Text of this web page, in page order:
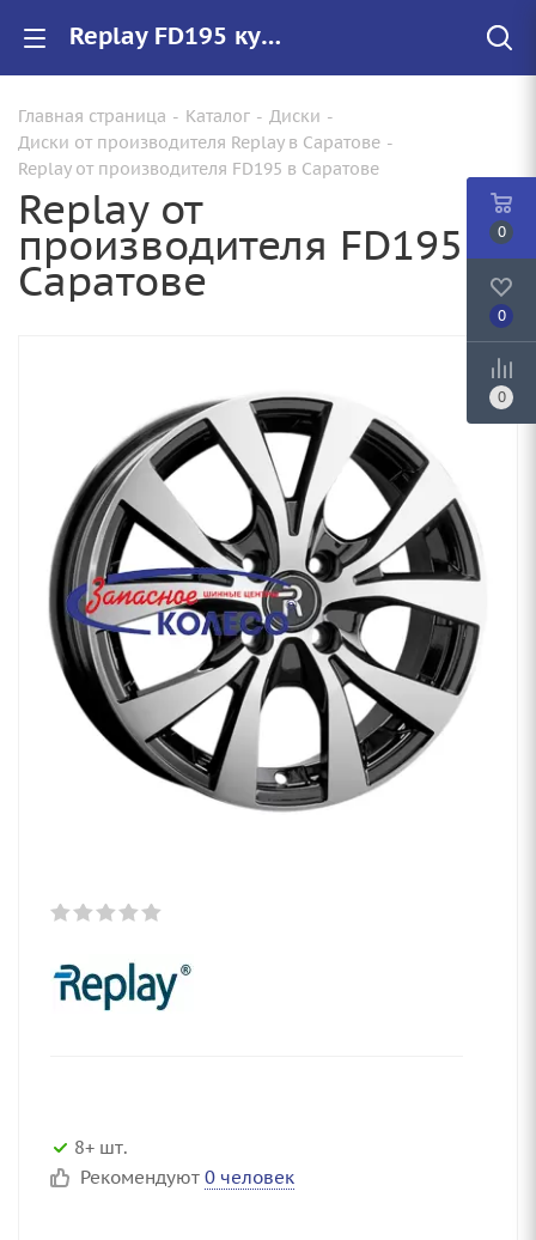
Replay FD195 купить в Саратове, низкие цены на автомобильные диски
Главная страница - Каталог - Диски -
Диски от производителя Replay в Саратове -
Replay от производителя FD195 в Саратове
Replay от
производителя FD195 в
Саратове
8+ шт.
Рекомендуют 0 человек
0
0
0